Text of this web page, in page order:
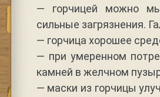
— горчицей можно
сильные загрязнения.
— горчица хорошее
— при умеренном
камней в желчном
— маски из горчицы